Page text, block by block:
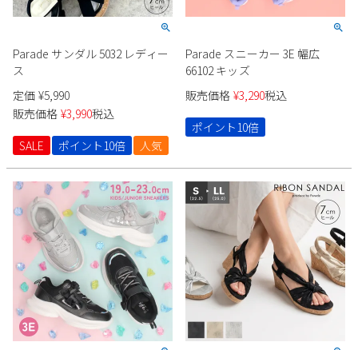
Parade サンダル 5032 レディー
ス
定価 ¥5,990
販売価格 ¥3,990税込
SALE
ポイント10倍 人気
Parade スニーカー 3E 幅広
66102 キッズ
販売価格 ¥3,290税込
ポイント10倍